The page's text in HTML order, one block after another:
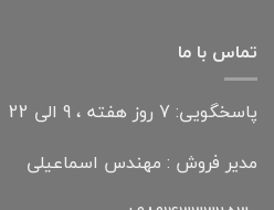
تماس با ما
پاسخگویی: 7 روز هفته ، 9 الی 22
مدیر فروش : مهندس اسماعیلی